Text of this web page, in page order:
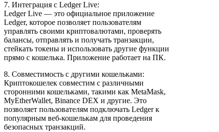
7. Интеграция с Ledger Live:
Ledger Live — это официальное приложение
Ledger, которое позволяет пользователям
управлять своими криптовалютами, проверять
балансы, отправлять и получать транзакции,
стейкать токены и использовать другие функции
прямо с кошелька. Приложение работает на ПК.
8. Совместимость с другими кошельками:
Криптокошелек совместим с различными
сторонними кошельками, такими как MetaMask,
MyEtherWallet, Binance DEX и другие. Это
позволяет пользователям подключать Ledger к
популярным веб-кошелькам для проведения
безопасных транзакций.